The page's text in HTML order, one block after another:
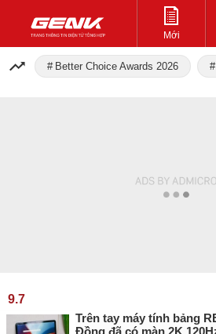
Mới
Better Choice Awards 2026
9.7
Trên tay máy tính bảng
Đồng đã có màn 2K